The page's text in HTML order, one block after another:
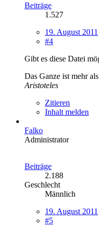
Beiträge
1.527
19. August 2011
#4
Gibt es diese Datei
Das Ganze ist mehr
Aristoteles
Zitieren
Inhalt melden
Falko
Administrator
Beiträge
2.188
Geschlecht
Männlich
19. August 2011
#5